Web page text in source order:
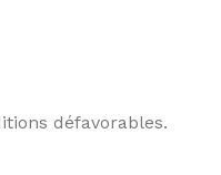
défavorables.